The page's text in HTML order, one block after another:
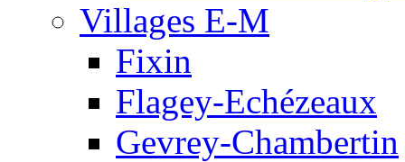
Villages E-M
Fixin
Flagey-Echézeaux
Gevrey-Chambertin